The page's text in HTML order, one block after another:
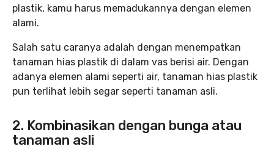
plastik, kamu harus memadukannya dengan elemen
alami.
Salah satu caranya adalah dengan menempatkan
tanaman hias plastik di dalam vas berisi air. Dengan
adanya elemen alami seperti air, tanaman hias plastik
pun terlihat lebih segar seperti tanaman asli.
2. Kombinasikan dengan bunga atau
tanaman asli